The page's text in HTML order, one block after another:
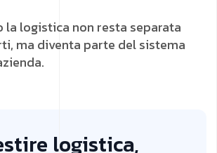
la logistica non resta separata
ma diventa parte del sistema
logistica,